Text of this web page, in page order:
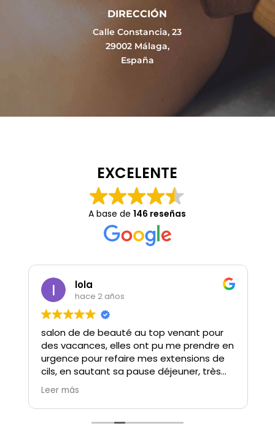
DIRECCIÓN
Calle Constancia, 23
29002 Málaga,
España
EXCELENTE
A base de146 reseñas
lola
hace 2 años
salon de de beauté au top venant pour
des vacances, elles ont pu me prendre en
urgence pour refaire mes extensions de
cils, en sautant sa pause déjeuner, très
beau geste, Gosia est douce à l’écoute
et bienveillante Son travail est parfait.
ne parlant pas bien espagnol Elle a tout
fait pour me comprendre, je
Leer más